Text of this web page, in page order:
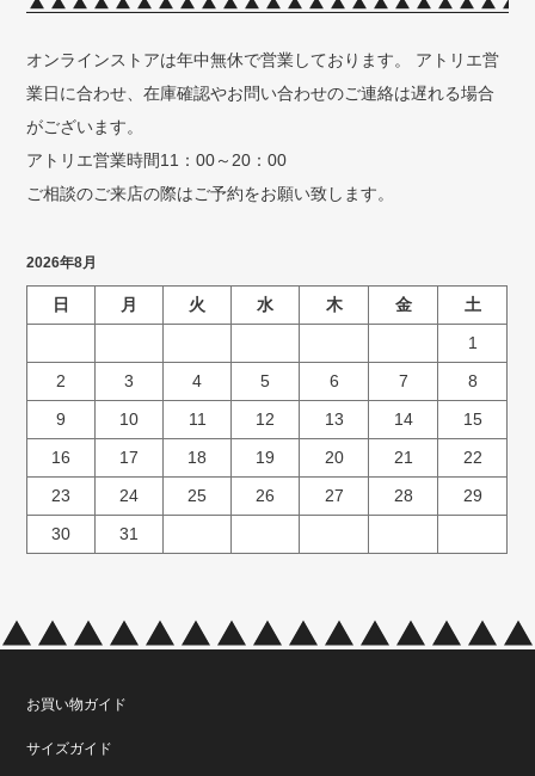
オンラインストアは年中無休で営業しております。 アトリエ営
業日に合わせ、在庫確認やお問い合わせのご連絡は遅れる場合
がございます。
アトリエ営業時間11：00～20：00
ご相談のご来店の際はご予約をお願い致します。
2026年8月
日 月 火 水 木 金
土
1
2
3 4 5 6 7
8
9
10 11 12 13 14
15
16
17 18 19 20 21
22
23
24 25 26 27 28
29
30
31
お買い物ガイド
サイズガイド